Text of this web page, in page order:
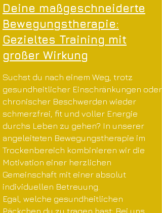
Deine maßgeschneiderte
Bewegungstherapie:
Gezieltes Training mit
großer Wirkung
Suchst du nach einem Weg, trotz
gesundheitlicher Einschränkungen oder
chronischer Beschwerden wieder
schmerzfrei, fit und voller Energie
durchs Leben zu gehen? In unserer
angeleiteten Bewegungstherapie im
Trockenbereich kombinieren wir die
Motivation einer herzlichen
Gemeinschaft mit einer absolut
individuellen Betreuung.
Egal, welche gesundheitlichen
Päckchen du zu tragen hast: Bei uns